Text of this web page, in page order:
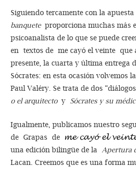
Siguiendo tercamente con la apuesta
banqueteproporciona muchas más
psicoanalista de lo que se puede
en textos de me cayó el veinte que
presente, la cuarta y última entrega
Sócrates: en esta ocasión volvemos
Paul Valéry. Se trata de dos
o el arquitectoy Sócrates y su
Igualmente, publicamos nuestro
de Grapas de
una edición bilingüe de la Apertura
Lacan. Creemos que es una forma